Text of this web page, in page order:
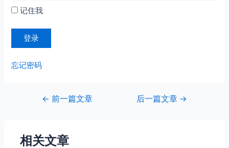
记住我
忘记密码
航
← 前一篇文章 后一篇文章 →
相关文章